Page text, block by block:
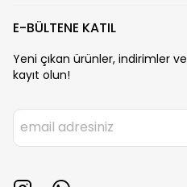
E-BÜLTENE KATIL
Yeni çıkan ürünler, indirimler
kayıt olun!